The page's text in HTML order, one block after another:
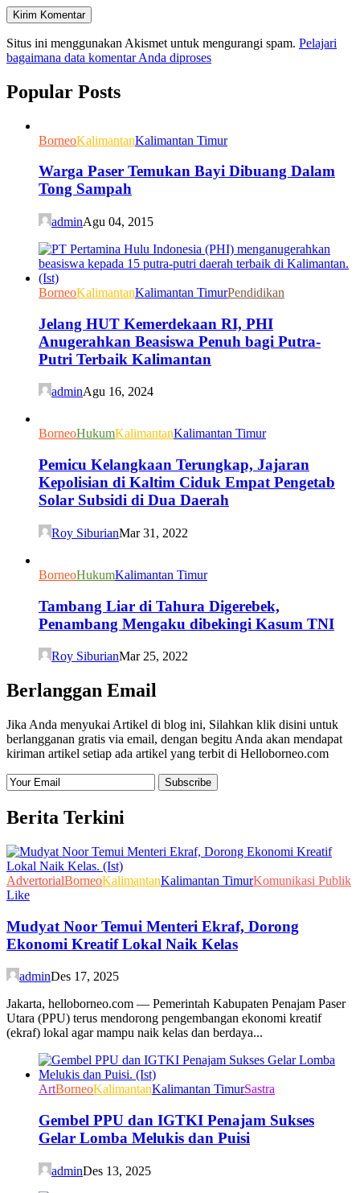
Situs ini menggunakan Akismet untuk mengurangi spam. Pelajari
bagaimana data komentar Anda diproses
Popular Posts
BorneoKalimantanKalimantan Timur
Warga Paser Temukan Bayi Dibuang Dalam
Tong Sampah
adminAgu 04, 2015
BorneoKalimantanKalimantan TimurPendidikan
Jelang HUT Kemerdekaan RI, PHI
Anugerahkan Beasiswa Penuh bagi Putra-
Putri Terbaik Kalimantan
adminAgu 16, 2024
BorneoHukumKalimantanKalimantan Timur
Pemicu Kelangkaan Terungkap, Jajaran
Kepolisian di Kaltim Ciduk Empat Pengetab
Solar Subsidi di Dua Daerah
Roy SiburianMar 31, 2022
BorneoHukumKalimantan Timur
Tambang Liar di Tahura Digerebek,
Penambang Mengaku dibekingi Kasum TNI
Roy SiburianMar 25, 2022
Berlanggan Email
Jika Anda menyukai Artikel di blog ini, Silahkan klik disini untuk
berlangganan gratis via email, dengan begitu Anda akan mendapat
kiriman artikel setiap ada artikel yang terbit di Helloborneo.com
Berita Terkini
AdvertorialBorneoKalimantanKalimantan TimurKomunikasi Publik
Like
Mudyat Noor Temui Menteri Ekraf, Dorong
Ekonomi Kreatif Lokal Naik Kelas
adminDes 17, 2025
Jakarta, helloborneo.com — Pemerintah Kabupaten Penajam Paser
Utara (PPU) terus mendorong pengembangan ekonomi kreatif
(ekraf) lokal agar mampu naik kelas dan berdaya...
ArtBorneoKalimantanKalimantan TimurSastra
Gembel PPU dan IGTKI Penajam Sukses
Gelar Lomba Melukis dan Puisi
adminDes 13, 2025